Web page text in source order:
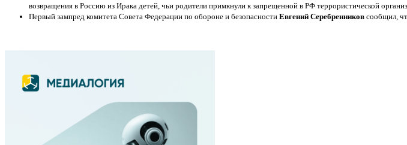
возвращения в Россию из Ирака детей, чьи родители примкнули к запрещенной в РФ террористической
Первый зампред комитета Совета Федерации по обороне и безопасности Евгений Серебренников сообщил,